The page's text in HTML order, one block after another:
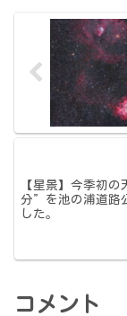
【星景】今季初
分”を池の浦道路
した。
コメント